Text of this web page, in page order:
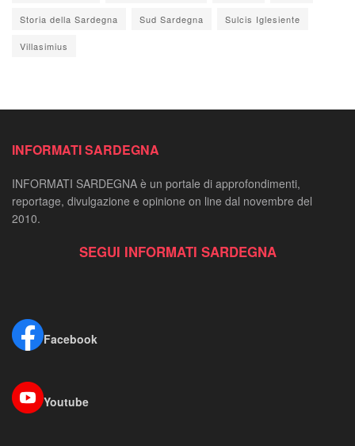
Storia della Sardegna Sud Sardegna Sulcis Iglesiente
Villasimius
INFORMATI SARDEGNA
INFORMATI SARDEGNA è un portale di approfondimenti,
reportage, divulgazione e opinione on line dal novembre del
2010.
SEGUI INFORMATI SARDEGNA
Facebook
Youtube